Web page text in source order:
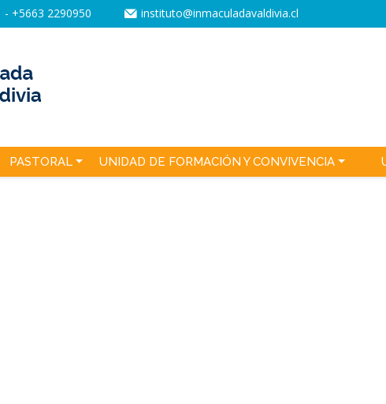
- +5663 2290950 instituto@inmaculadavaldivia.cl
PASTORAL UNIDAD DE FORMACIÓN Y CONVIVENCIA